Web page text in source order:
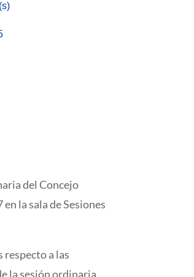
del Concejo
la sala de Sesiones
respecto a las
la sesión ordinaria